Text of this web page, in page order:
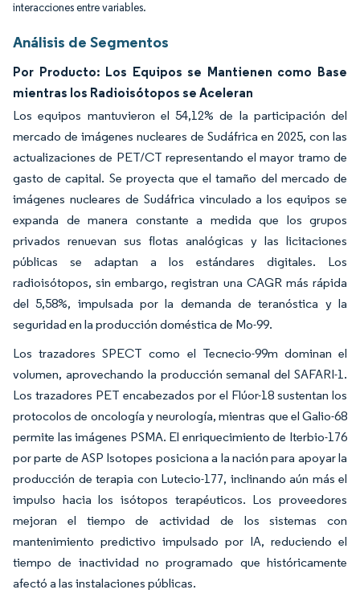
interacciones entre variables.
Análisis de Segmentos
Por Producto: Los Equipos se Mantienen como Base
mientras los Radioisótopos se Aceleran
Los equipos mantuvieron el 54,12% de la participación del
mercado de imágenes nucleares de Sudáfrica en 2025, con las
actualizaciones de PET/CT representando el mayor tramo de
gasto de capital. Se proyecta que el tamaño del mercado de
imágenes nucleares de Sudáfrica vinculado a los equipos se
expanda de manera constante a medida que los grupos
privados renuevan sus flotas analógicas y las licitaciones
públicas se adaptan a los estándares digitales. Los
radioisótopos, sin embargo, registran una CAGR más rápida
del 5,58%, impulsada por la demanda de teranóstica y la
seguridad en la producción doméstica de Mo-99.
Los trazadores SPECT como el Tecnecio-99m dominan el
volumen, aprovechando la producción semanal del SAFARI-1.
Los trazadores PET encabezados por el Flúor-18 sustentan los
protocolos de oncología y neurología, mientras que el Galio-68
permite las imágenes PSMA. El enriquecimiento de Iterbio-176
por parte de ASP Isotopes posiciona a la nación para apoyar la
producción de terapia con Lutecio-177, inclinando aún más el
impulso hacia los isótopos terapéuticos. Los proveedores
mejoran el tiempo de actividad de los sistemas con
mantenimiento predictivo impulsado por IA, reduciendo el
tiempo de inactividad no programado que históricamente
afectó a las instalaciones públicas.